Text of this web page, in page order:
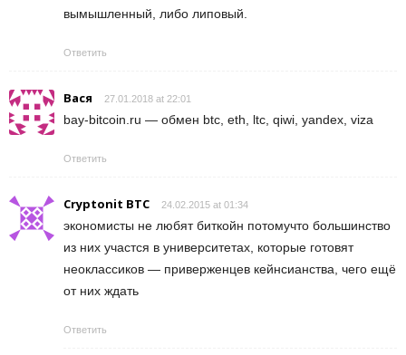
вымышленный, либо липовый.
Ответить
Вася 27.01.2018 at 22:01
bay-bitcoin.ru — обмен btc, eth, ltc, qiwi, yandex, viza
Ответить
Cryptonit BTC 24.02.2015 at 01:34
экономисты не любят биткойн потомучто большинство
из них участся в университетах, которые готовят
неоклассиков — приверженцев кейнсианства, чего ещё
от них ждать
Ответить